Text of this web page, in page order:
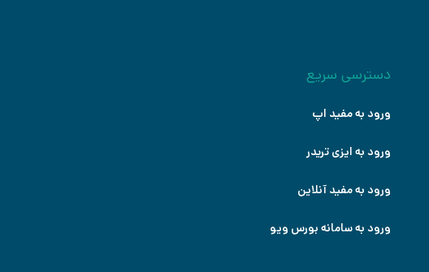
دسترسی سریع
ورود به مفید اپ
ورود به ایزی تریدر
ورود به مفید آنلاین
ورود به سامانه بورس ویو